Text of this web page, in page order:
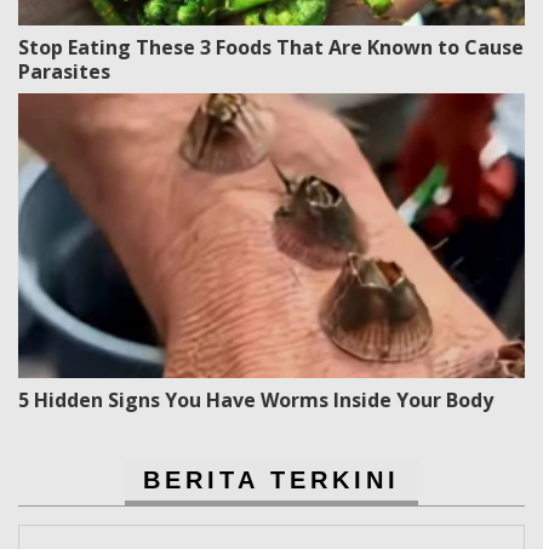
Stop Eating These 3 Foods That Are Known to Cause
Parasites
5 Hidden Signs You Have Worms Inside Your Body
BERITA TERKINI